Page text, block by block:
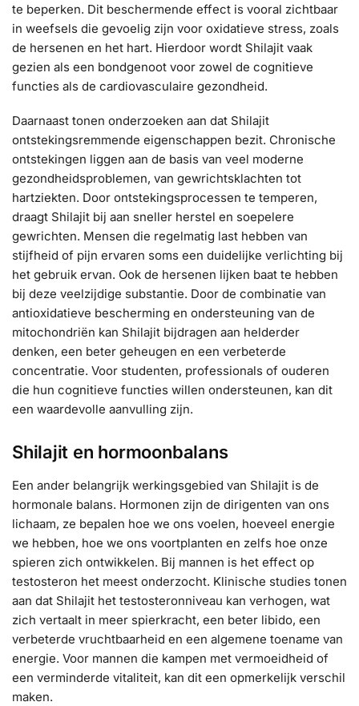
te beperken. Dit beschermende effect is vooral zichtbaar
in weefsels die gevoelig zijn voor oxidatieve stress, zoals
de hersenen en het hart. Hierdoor wordt Shilajit vaak
gezien als een bondgenoot voor zowel de cognitieve
functies als de cardiovasculaire gezondheid.
Daarnaast tonen onderzoeken aan dat Shilajit
ontstekingsremmende eigenschappen bezit. Chronische
ontstekingen liggen aan de basis van veel moderne
gezondheidsproblemen, van gewrichtsklachten tot
hartziekten. Door ontstekingsprocessen te temperen,
draagt Shilajit bij aan sneller herstel en soepelere
gewrichten. Mensen die regelmatig last hebben van
stijfheid of pijn ervaren soms een duidelijke verlichting bij
het gebruik ervan. Ook de hersenen lijken baat te hebben
bij deze veelzijdige substantie. Door de combinatie van
antioxidatieve bescherming en ondersteuning van de
mitochondriën kan Shilajit bijdragen aan helderder
denken, een beter geheugen en een verbeterde
concentratie. Voor studenten, professionals of ouderen
die hun cognitieve functies willen ondersteunen, kan dit
een waardevolle aanvulling zijn.
Shilajit en hormoonbalans
Een ander belangrijk werkingsgebied van Shilajit is de
hormonale balans. Hormonen zijn de dirigenten van ons
lichaam, ze bepalen hoe we ons voelen, hoeveel energie
we hebben, hoe we ons voortplanten en zelfs hoe onze
spieren zich ontwikkelen. Bij mannen is het effect op
testosteron het meest onderzocht. Klinische studies tonen
aan dat Shilajit het testosteronniveau kan verhogen, wat
zich vertaalt in meer spierkracht, een beter libido, een
verbeterde vruchtbaarheid en een algemene toename van
energie. Voor mannen die kampen met vermoeidheid of
een verminderde vitaliteit, kan dit een opmerkelijk verschil
maken.